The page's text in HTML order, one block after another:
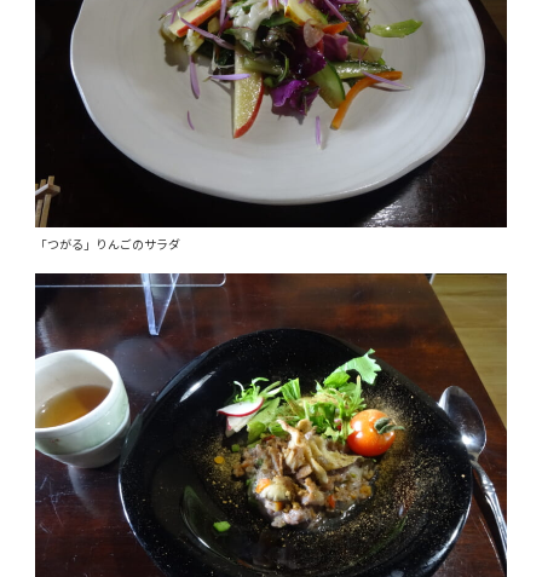
「つがる」りんごのサラダ